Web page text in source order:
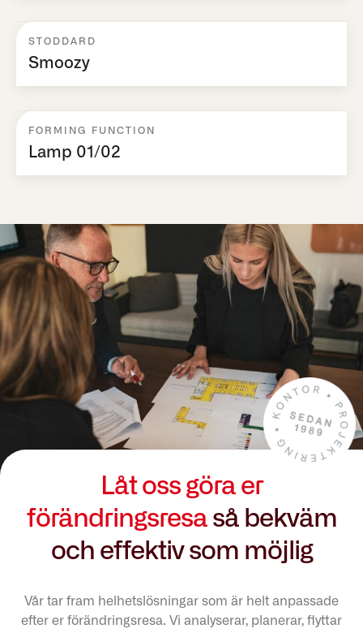
STODDARD
Smoozy
FORMING FUNCTION
Lamp 01/02
Låt oss göra er
förändringsresa så bekväm
och effektiv som möjlig
Vår tar fram helhetslösningar som är helt anpassade
efter er förändringsresa. Vi analyserar, planerar, flyttar